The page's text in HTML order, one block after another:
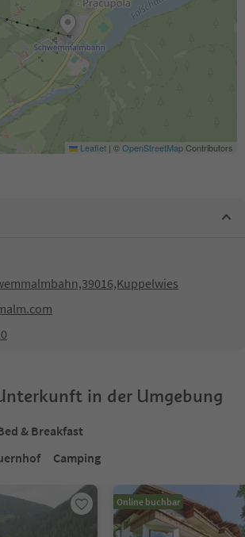
Leaflet | ©OpenStreetMapContributors
in der Umgebung
& Breakfast
Camping
Online buchbar